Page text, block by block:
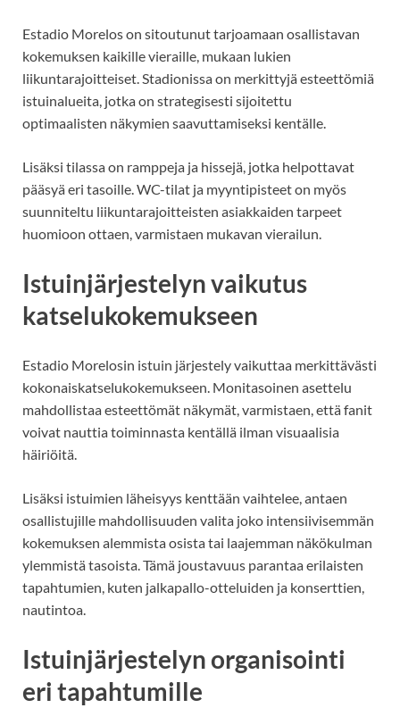
Estadio Morelos on sitoutunut tarjoamaan osallistavan
kokemuksen kaikille vieraille, mukaan lukien
liikuntarajoitteiset. Stadionissa on merkittyjä esteettömiä
istuinalueita, jotka on strategisesti sijoitettu
optimaalisten näkymien saavuttamiseksi kentälle.
Lisäksi tilassa on ramppeja ja hissejä, jotka helpottavat
pääsyä eri tasoille. WC-tilat ja myyntipisteet on myös
suunniteltu liikuntarajoitteisten asiakkaiden tarpeet
huomioon ottaen, varmistaen mukavan vierailun.
Istuinjärjestelyn vaikutus
katselukokemukseen
Estadio Morelosin istuin järjestely vaikuttaa merkittävästi
kokonaiskatselukokemukseen. Monitasoinen asettelu
mahdollistaa esteettömät näkymät, varmistaen, että fanit
voivat nauttia toiminnasta kentällä ilman visuaalisia
häiriöitä.
Lisäksi istuimien läheisyys kenttään vaihtelee, antaen
osallistujille mahdollisuuden valita joko intensiivisemmän
kokemuksen alemmista osista tai laajemman näkökulman
ylemmistä tasoista. Tämä joustavuus parantaa erilaisten
tapahtumien, kuten jalkapallo-otteluiden ja konserttien,
nautintoa.
Istuinjärjestelyn organisointi
eri tapahtumille